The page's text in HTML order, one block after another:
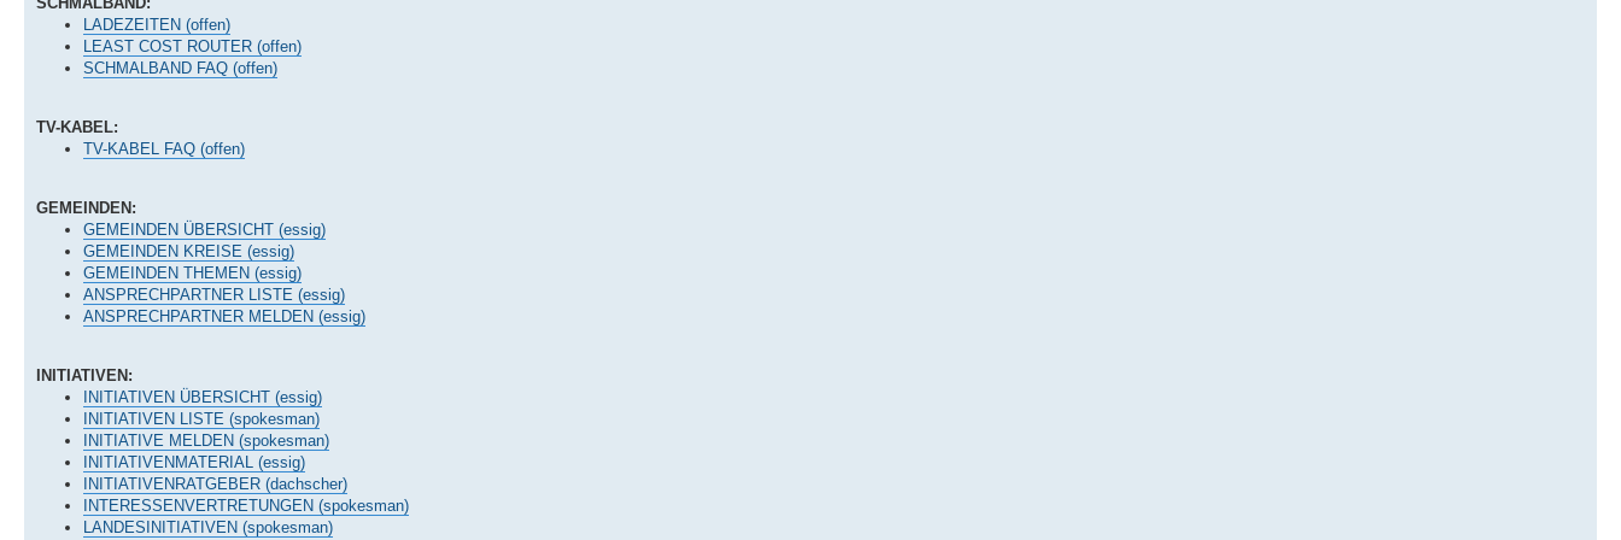
LADEZEITEN (offen)
LEAST COST ROUTER (offen)
SCHMALBAND FAQ (offen)
TV-KABEL:
TV-KABEL FAQ (offen)
GEMEINDEN:
GEMEINDEN ÜBERSICHT (essig)
GEMEINDEN KREISE (essig)
GEMEINDEN THEMEN (essig)
ANSPRECHPARTNER LISTE (essig)
ANSPRECHPARTNER MELDEN (essig)
INITIATIVEN:
INITIATIVEN ÜBERSICHT (essig)
INITIATIVEN LISTE (spokesman)
INITIATIVE MELDEN (spokesman)
INITIATIVENMATERIAL (essig)
INITIATIVENRATGEBER (dachscher)
INTERESSENVERTRETUNGEN (spokesman)
LANDESINITIATIVEN (spokesman)